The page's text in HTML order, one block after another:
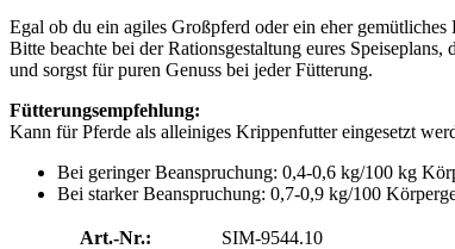
Egal ob du ein agiles Großpferd oder ein eher
Bitte beachte bei der Rationsgestaltung eures
und sorgst für puren Genuss bei jeder Fütterung.
Fütterungsempfehlung:
Kann für Pferde als alleiniges Krippenfutter eingesetzt
Bei geringer Beanspruchung: 0,4-0,6 kg/100 kg
Bei starker Beanspruchung: 0,7-0,9 kg/100
Art.-Nr.:
SIM-9544.10